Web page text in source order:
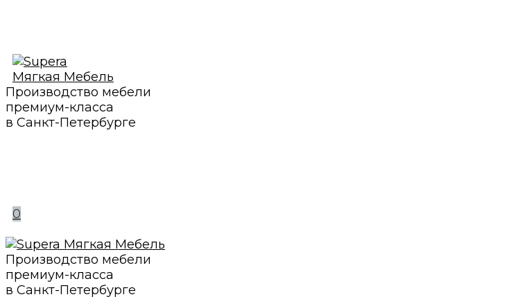
Производство мебели
премиум-класса
в Санкт-Петербурге
0
Производство мебели
премиум-класса
в Санкт-Петербурге